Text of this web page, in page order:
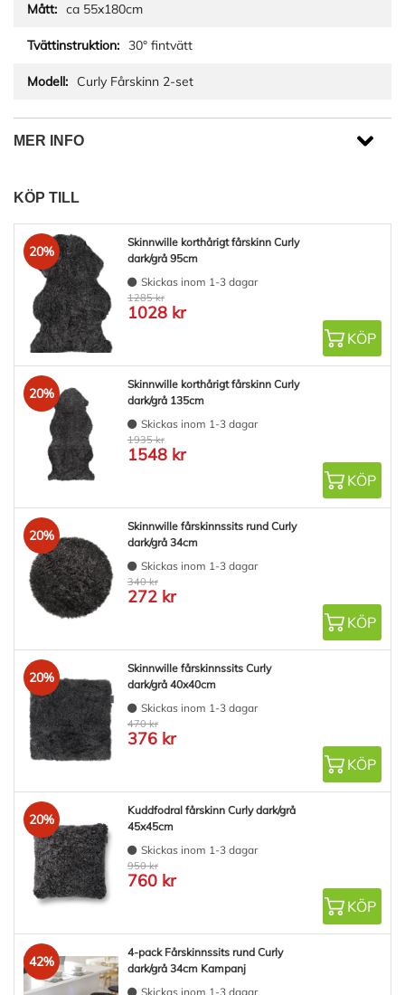
ca 55x180cm
30° fintvätt
Curly Fårskinn 2-set
MER INFO
KÖP TILL
20%
Skinnwille korthårigt fårskinn Curly
dark/grå 95cm
Skickas inom 1-3 dagar
1285 kr
1028 kr
KÖP
20%
Skinnwille korthårigt fårskinn Curly
dark/grå 135cm
Skickas inom 1-3 dagar
1935 kr
1548 kr
KÖP
20%
Skinnwille fårskinnssits rund Curly
dark/grå 34cm
Skickas inom 1-3 dagar
340 kr
272 kr
KÖP
20%
Skinnwille fårskinnssits Curly
dark/grå 40x40cm
Skickas inom 1-3 dagar
470 kr
376 kr
KÖP
20%
Kuddfodral fårskinn Curly dark/grå
45x45cm
Skickas inom 1-3 dagar
950 kr
760 kr
KÖP
42%
4-pack Fårskinnssits rund Curly
dark/grå 34cm Kampanj
Skickas inom 1-3 dagar